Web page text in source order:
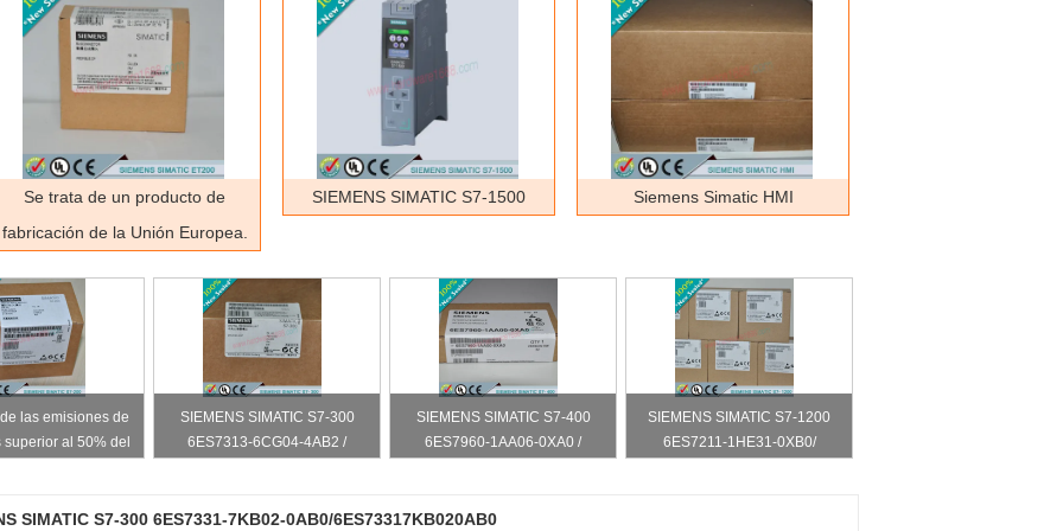
Se trata de un producto de
fabricación de la Unión Europea.
SIEMENS SIMATIC S7-1500 Siemens Simatic HMI
las emisiones de
superior al 50% del
emisiones de CO2
SIEMENS SIMATIC S7-300
6ES7313-6CG04-4AB2 /
SIEMENS SIMATIC S7-400
6ES7960-1AA06-0XA0 /
SIEMENS SIMATIC S7-1200
6ES7211-1HE31-0XB0/
SIMATIC S7-300 6ES7331-7KB02-0AB0/6ES73317KB020AB0